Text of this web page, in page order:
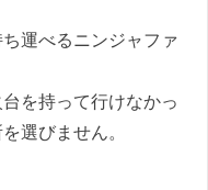
運べるニンジャファ
を持って行けなかっ
選びません。